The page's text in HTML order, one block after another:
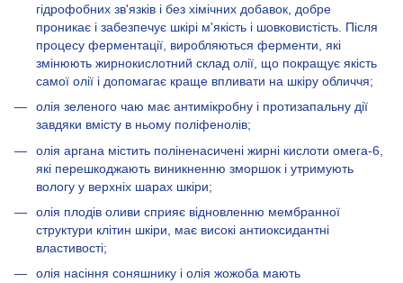
гідрофобних зв'язків і без хімічних добавок, добре
проникає і забезпечує шкірі м'якість і шовковистість. Після
процесу ферментації, виробляються ферменти, які
змінюють жирнокислотний склад олії, що покращує якість
самої олії і допомагає краще впливати на шкіру обличчя;
олія зеленого чаю має антимікробну і протизапальну дії
завдяки вмісту в ньому поліфенолів;
олія аргана містить поліненасичені жирні кислоти омега-6,
які перешкоджають виникненню зморшок і утримують
вологу у верхніх шарах шкіри;
олія плодів оливи сприяє відновленню мембранної
структури клітин шкіри, має високі антиоксидантні
властивості;
олія насіння соняшнику і олія жожоба мають